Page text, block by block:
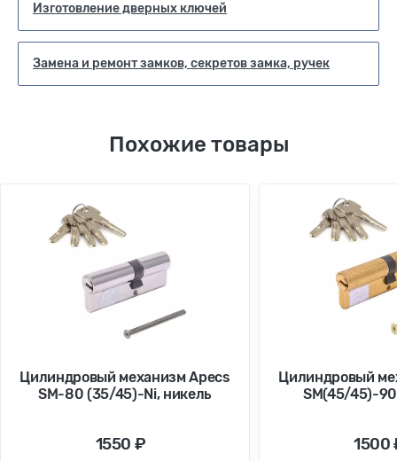
Изготовление дверных ключей
Замена и ремонт замков, секретов замка, ручек
Похожие товары
Цилиндровый механизм Apecs
SM-80 (35/45)-Ni, никель
1550 ₽
Цилиндровый
SM(45/45)-
1500